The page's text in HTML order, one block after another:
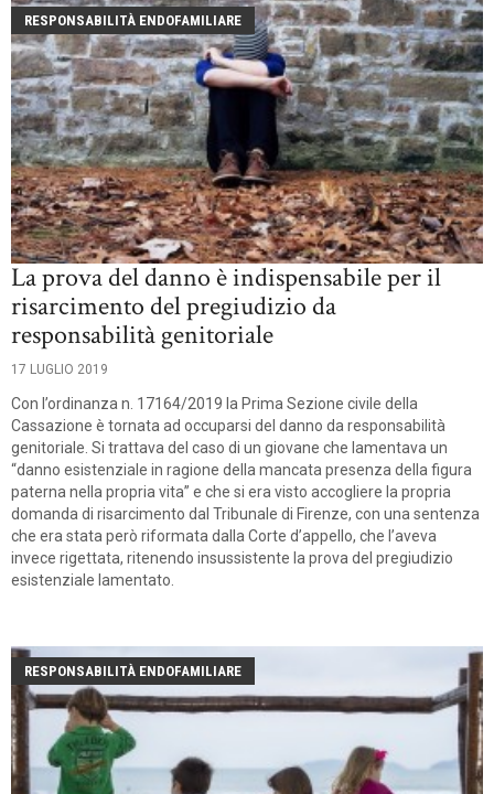
RESPONSABILITÀ ENDOFAMILIARE
La prova del danno è indispensabile per il
risarcimento del pregiudizio da
responsabilità genitoriale
17 LUGLIO 2019
Con l’ordinanza n. 17164/2019 la Prima Sezione civile della
Cassazione è tornata ad occuparsi del danno da responsabilità
genitoriale. Si trattava del caso di un giovane che lamentava un
“danno esistenziale in ragione della mancata presenza della figura
paterna nella propria vita” e che si era visto accogliere la propria
domanda di risarcimento dal Tribunale di Firenze, con una sentenza
che era stata però riformata dalla Corte d’appello, che l’aveva
invece rigettata, ritenendo insussistente la prova del pregiudizio
esistenziale lamentato.
RESPONSABILITÀ ENDOFAMILIARE